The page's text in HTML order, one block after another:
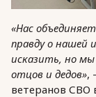
«Нас
правду о нашей
исказить, но мы
отцов и дедов»,
ветеранов СВО